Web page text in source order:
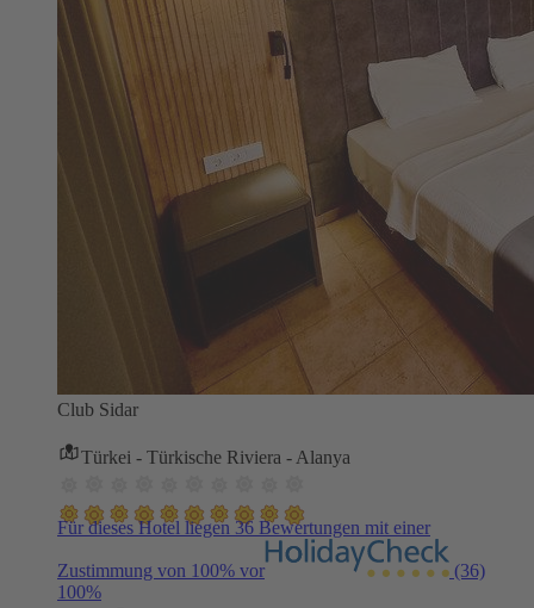
Club Sidar
Türkei - Türkische Riviera - Alanya
Für dieses Hotel liegen 36 Bewertungen mit einer
Zustimmung von 100% vor
(36)
100%